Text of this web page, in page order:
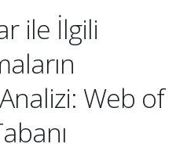
ile İlgili
Web of